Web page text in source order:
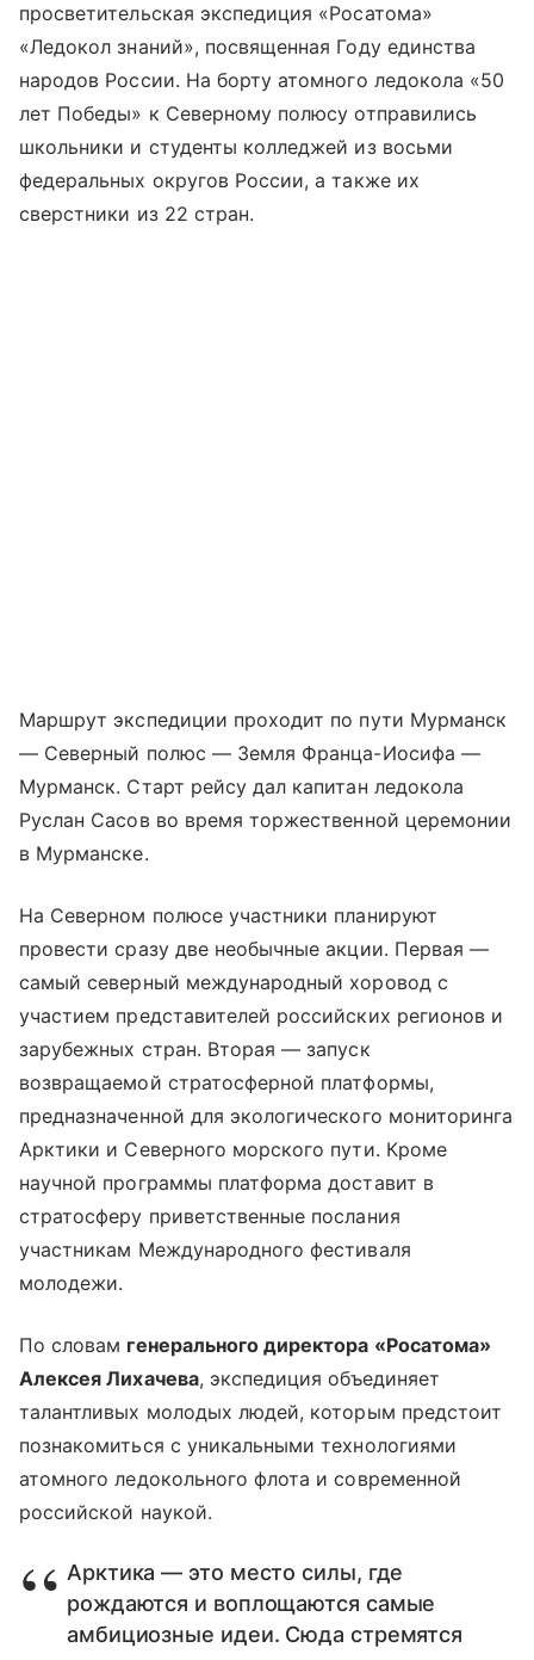
просветительская экспедиция «Росатома»
«Ледокол знаний», посвященная Году единства
народов России. На борту атомного ледокола «50
лет Победы» к Северному полюсу отправились
школьники и студенты колледжей из восьми
федеральных округов России, а также их
сверстники из 22 стран.
Маршрут экспедиции проходит по пути Мурманск
— Северный полюс — Земля Франца-Иосифа —
Мурманск. Старт рейсу дал капитан ледокола
Руслан Сасов во время торжественной церемонии
в Мурманске.
На Северном полюсе участники планируют
провести сразу две необычные акции. Первая —
самый северный международный хоровод с
участием представителей российских регионов и
зарубежных стран. Вторая — запуск
возвращаемой стратосферной платформы,
предназначенной для экологического мониторинга
Арктики и Северного морского пути. Кроме
научной программы платформа доставит в
стратосферу приветственные послания
участникам Международного фестиваля
молодежи.
По словам генерального директора «Росатома»
Алексея Лихачева, экспедиция объединяет
талантливых молодых людей, которым предстоит
познакомиться с уникальными технологиями
атомного ледокольного флота и современной
российской наукой.
Арктика — это место силы, где
рождаются и воплощаются самые
амбициозные идеи. Сюда стремятся